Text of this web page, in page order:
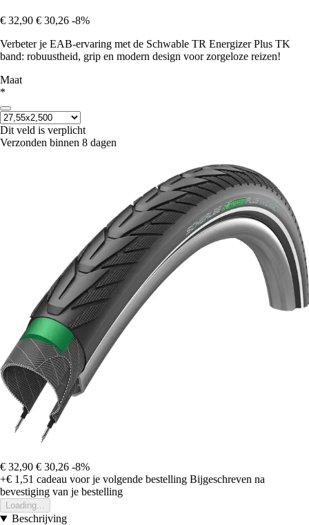
€ 32,90 € 30,26 -8%
Verbeter je EAB-ervaring met de Schwable TR Energizer Plus TK
band: robuustheid, grip en modern design voor zorgeloze reizen!
Maat
*
Dit veld is verplicht
Verzonden binnen 8 dagen
€ 32,90 € 30,26 -8%
+€ 1,51 cadeau voor je volgende bestelling Bijgeschreven na
bevestiging van je bestelling
Loading...
Beschrijving